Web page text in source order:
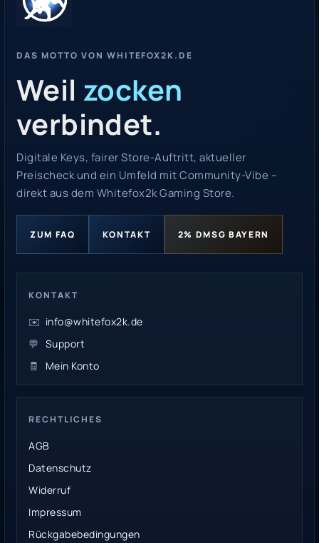
DAS MOTTO VON WHITEFOX2K.DE
Weil zocken
verbindet.
Digitale Keys, fairer Store-Auftritt, aktueller
Preischeck und ein Umfeld mit Community-Vibe –
direkt aus dem Whitefox2k Gaming Store.
ZUM FAQ KONTAKT 2% DMSG BAYERN
KONTAKT
✉️ info@whitefox2k.de
💬 Support
🧾
Mein Konto
RECHTLICHES
AGB
Datenschutz
Widerruf
Impressum
Rückgabebedingungen